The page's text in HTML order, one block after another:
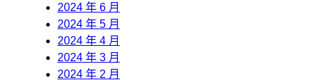
2024 年 6 月
2024 年 5 月
2024 年 4 月
2024 年 3 月
2024 年 2 月